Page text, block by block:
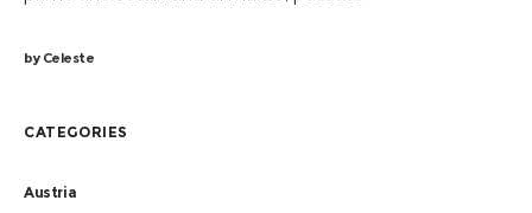
amalfitana. Non tanto per l’innegabile bellezza che
byCeleste
CATEGORIES
Austria